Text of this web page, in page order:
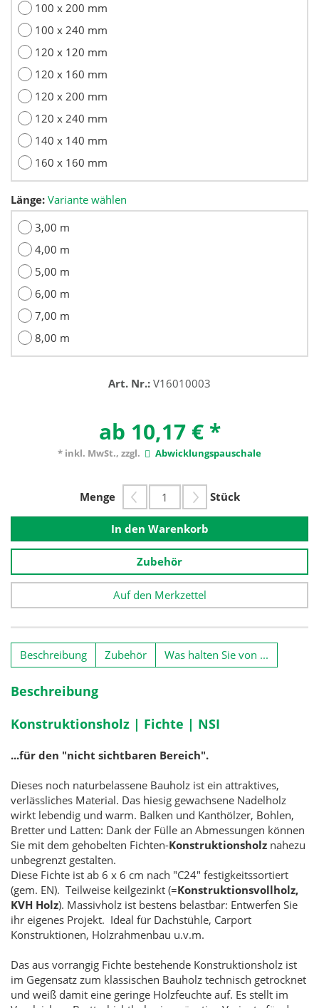
100 x 200 mm
100 x 240 mm
120 x 120 mm
120 x 160 mm
120 x 200 mm
120 x 240 mm
140 x 140 mm
160 x 160 mm
Länge: Variante wählen
3,00 m
4,00 m
5,00 m
6,00 m
7,00 m
8,00 m
Art. Nr.: V16010003
ab 10,17 € *
* inkl. MwSt., zzgl. Abwicklungspauschale
Menge Stück
In den Warenkorb
Zubehör
Auf den Merkzettel
Beschreibung Zubehör Was halten Sie von ...
Beschreibung
Konstruktionsholz | Fichte | NSI
...für den "nicht sichtbaren Bereich".
Dieses noch naturbelassene Bauholz ist ein attraktives,
verlässliches Material. Das hiesig gewachsene Nadelholz
wirkt lebendig und warm. Balken und Kanthölzer, Bohlen,
Bretter und Latten: Dank der Fülle an Abmessungen können
Sie mit dem gehobelten Fichten-Konstruktionsholz nahezu
unbegrenzt gestalten.
Diese Fichte ist ab 6 x 6 cm nach "C24" festigkeitssortiert
(gem. EN). Teilweise keilgezinkt (=Konstruktionsvollholz,
KVH Holz). Massivholz ist bestens belastbar: Entwerfen Sie
ihr eigenes Projekt. Ideal für Dachstühle, Carport
Konstruktionen, Holzrahmenbau u.v.m.
Das aus vorrangig Fichte bestehende Konstruktionsholz ist
im Gegensatz zum klassischen Bauholz technisch getrocknet
und weiß damit eine geringe Holzfeuchte auf. Es stellt im